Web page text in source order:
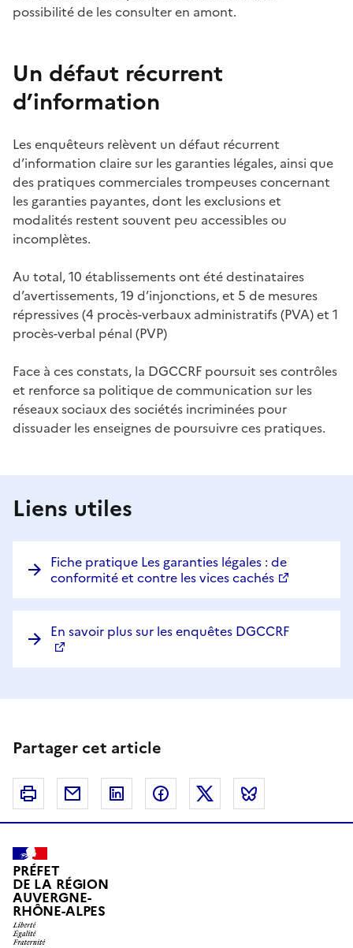
possibilité de les consulter en amont.
Un défaut récurrent
d’information
Les enquêteurs relèvent un défaut récurrent
d’information claire sur les garanties légales, ainsi que
des pratiques commerciales trompeuses concernant
les garanties payantes, dont les exclusions et
modalités restent souvent peu accessibles ou
incomplètes.
Au total, 10 établissements ont été destinataires
d’avertissements, 19 d’injonctions, et 5 de mesures
répressives (4 procès-verbaux administratifs (PVA) et 1
procès-verbal pénal (PVP)
Face à ces constats, la DGCCRF poursuit ses contrôles
et renforce sa politique de communication sur les
réseaux sociaux des sociétés incriminées pour
dissuader les enseignes de poursuivre ces pratiques.
Liens utiles
Fiche pratique Les garanties légales : de
conformité et contre les vices cachés
En savoir plus sur les enquêtes DGCCRF
Partager cet article
Imprimer Courriel Linkedin FacebookTwitter
PRÉFET
DE LA RÉGION
AUVERGNE-
RHÔNE-ALPES